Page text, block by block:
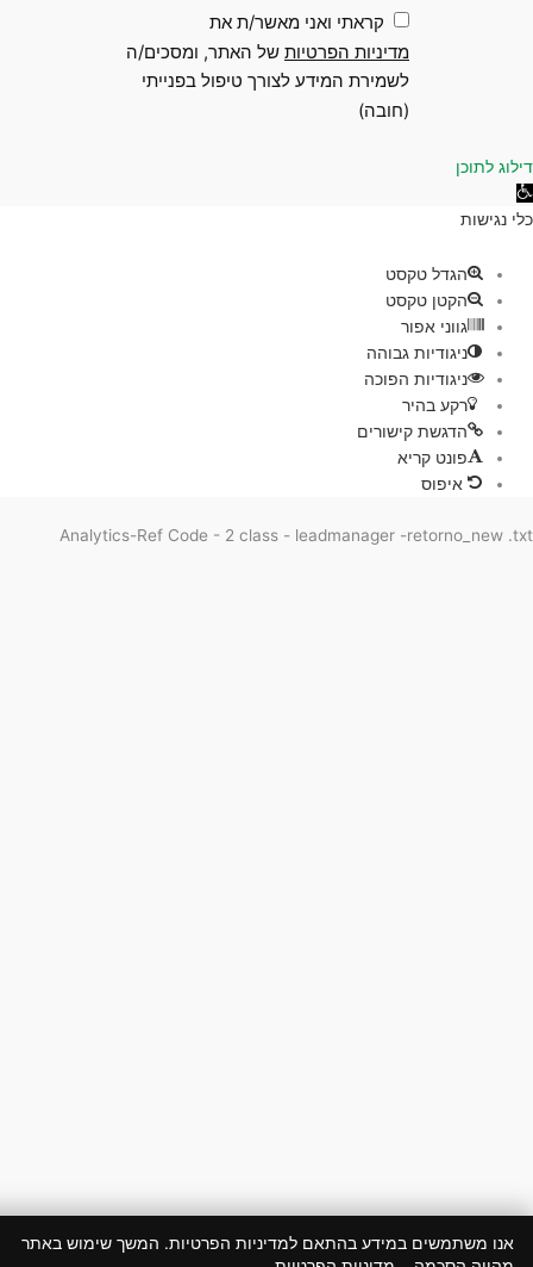
קראתי ואני מאשר/ת את
מדיניות הפרטיותשל האתר, ומסכים/ה
לשמירת המידע לצורך טיפול בפנייתי
(חובה)
לתוכן
הגדל טקסט
הקטן טקסט
גווני אפור
ניגודיות גבוהה
ניגודיות הפוכה
רקע בהיר
הדגשת קישורים
פונט קריא
איפוס
משתמשים במידע בהתאם למדיניות הפרטיות. המשך שימוש באתר
Analytics-Ref Code - 2 class - leadmanager -